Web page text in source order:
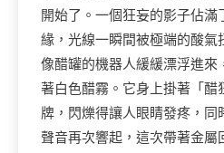
開始了。一個狂妄的影子佔滿
緣，光線一瞬間被極端的酸氣
像醋罐的機器人緩緩漂浮進來
著白色醋霧。它身上掛著「醋
牌，閃爍得讓人眼睛發疼，同
聲音再次響起，這次帶著金屬